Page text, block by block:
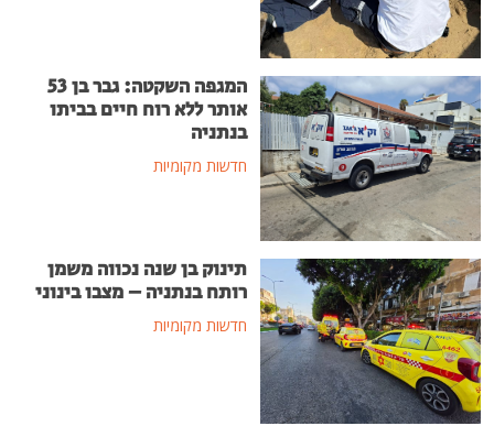
המגפה השקטה: גבר בן 53
אותר ללא רוח חיים בביתו
בנתניה
חדשות מקומיות
תינוק בן שנה נכווה משמן
רותח בנתניה – מצבו בינוני
חדשות מקומיות